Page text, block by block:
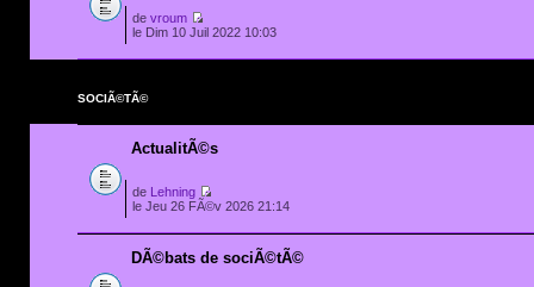
de vroum
le Dim 10 Juil 2022 10:03
SOCIÃ©TÃ©
ActualitÃ©s
de
Lehning
le Jeu 26 FÃ©v 2026 21:14
DÃ©bats de sociÃ©tÃ©